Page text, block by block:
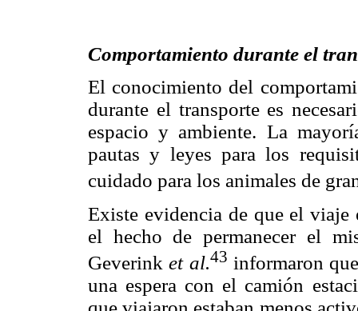
Comportamiento durante el
El conocimiento del
durante el transporte es
espacio y ambiente. La
pautas y leyes para los
cuidado para los animales de
Existe evidencia de que el
el hecho de permanecer el
Geverinket al.43 informaron
una espera con el camión